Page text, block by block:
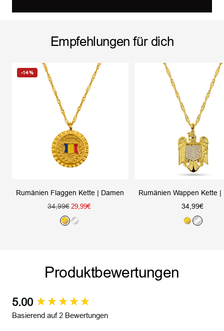
Empfehlungen für dich
-14%
Rumänien Flaggen Kette | Damen
Angebotspreis
29,99€
Regulärer
Preis
34,99€
G S
e
Rumänien Wappen Kette |
34,99€
G S
Produktbewertungen
5.00
Basierend auf 2 Bewertungen
New content loaded